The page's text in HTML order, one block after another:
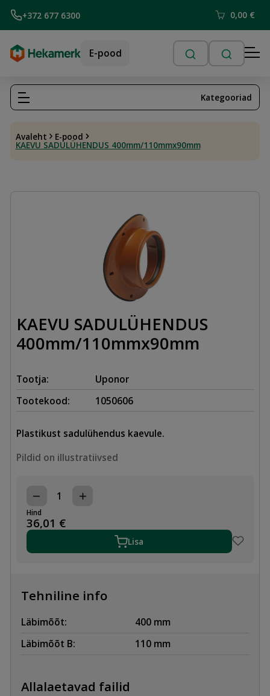
+372 677 6300 0,00 €
E-pood
Avaleht E-pood
KAEVU SADULÜHENDUS 400mm/110mmx90mm
Kategooriad
KAEVU SADULÜHENDUS
400mm/110mmx90mm
Tootja:
Uponor
Tootekood:
1050606
Plastikust sadulühendus kaevule.
Pildid on illustratiivsed
KAEVU
SADULÜHENDUS
400mm/110mmx90mm
kogus
Hind
36,01 €
Lisa
Tehniline info
Läbimõõt:
400 mm
Läbimõõt B:
110 mm
Allalaetavad failid